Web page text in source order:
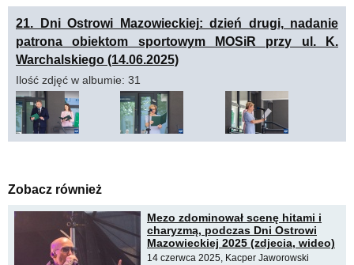
21. Dni Ostrowi Mazowieckiej: dzień drugi, nadanie
patrona obiektom sportowym MOSiR przy ul. K.
Warchalskiego (14.06.2025)
Ilość zdjęć w albumie: 31
Zobacz również
Mezo zdominował scenę hitami i
charyzmą, podczas Dni Ostrowi
Mazowieckiej 2025 (zdjecia, wideo)
14 czerwca 2025, Kacper Jaworowski